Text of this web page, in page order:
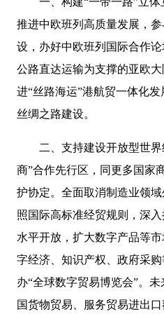
推进中欧班列高质量发展，
设，办好中欧班列国际合作论
公路直达运输为支撑的亚欧
进“丝路海运”港航贸一体化
丝绸之路建设。
二、支持建设开放型世界
商”合作先行区，同更多国家
护协定。全面取消制造业领
照国际高标准经贸规则，深
水平开放，扩大数字产品等
字经济、知识产权、政府采
办“全球数字贸易博览会”。未
国货物贸易、服务贸易进出